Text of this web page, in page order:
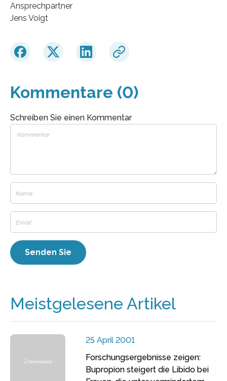
Ansprechpartner
Jens Voigt
Kommentare (0)
Schreiben Sie einen Kommentar
Meistgelesene Artikel
25 April 2001
Forschungsergebnisse zeigen:
Bupropion steigert die Libido bei